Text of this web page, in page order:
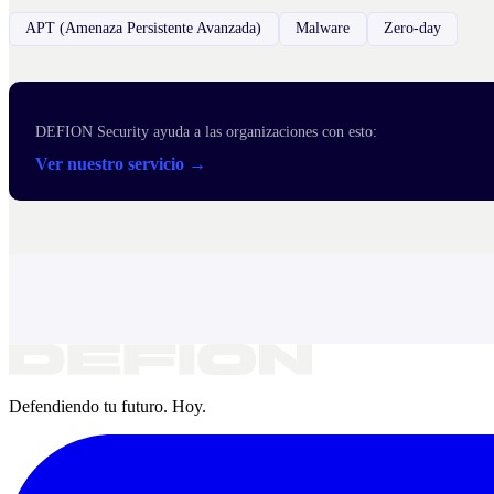
APT (Amenaza Persistente Avanzada) Malware Zero-day
DEFION Security ayuda a las organizaciones con esto:
Ver nuestro servicio →
Defendiendo tu futuro. Hoy.